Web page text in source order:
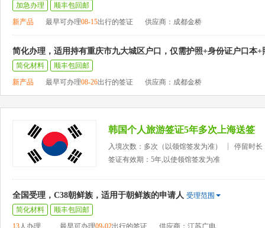
加急办理
顺丰包回邮
新产品
最早可办理08-15出行的签证 供应商：成都金桥
简化办理，适用持有重庆市九大城区户口，仅需护照+身份证户口本+
简化材料
顺丰包回邮
新产品
最早可办理08-26出行的签证 供应商：成都金桥
韩国个人旅游签证5年多次上海送签
入境次数：多次（以领馆签发为准）
停留时长
签证有效期：5年,以使领馆签发为准
全国受理，C38朝鲜族，适用于朝鲜族的申请人 受理范围
简化材料
顺丰包回邮
13人办理 最早可办理09-02出行的签证 供应商：江苏广电